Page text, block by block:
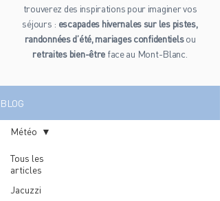
trouverez des inspirations pour imaginer vos
séjours : escapades hivernales sur les pistes,
randonnées d’été, mariages confidentielsou
retraites bien-être face au Mont-Blanc.
BLOG
Tous les
articles
Jacuzzi
Météo
Météo